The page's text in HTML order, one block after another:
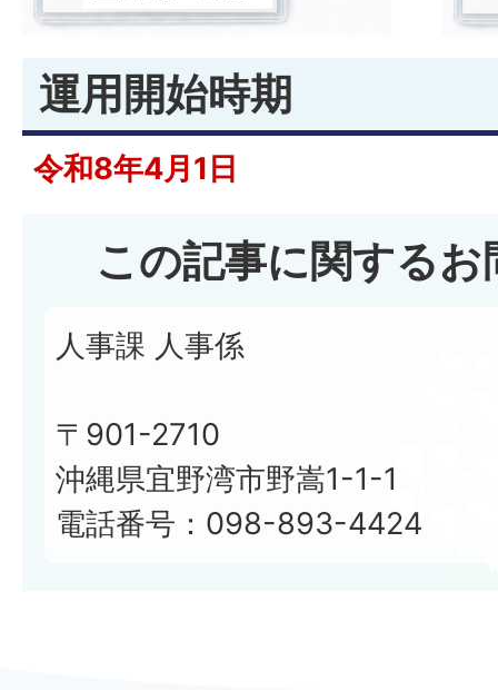
運用開始時期
令和8年4月1日
この記事に関する
人事課 人事係
〒901-2710
沖縄県宜野湾市野嵩1-1-1
電話番号：098-893-4424